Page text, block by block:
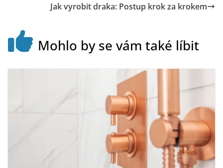
Jak vyrobit draka: Postup krok za krokem
Mohlo by se vám také líbit